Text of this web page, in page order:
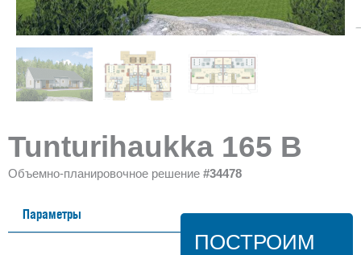
Tunturihaukka 165 B
Объемно-планировочное решение #34478
Параметры
ПОСТРОИМ